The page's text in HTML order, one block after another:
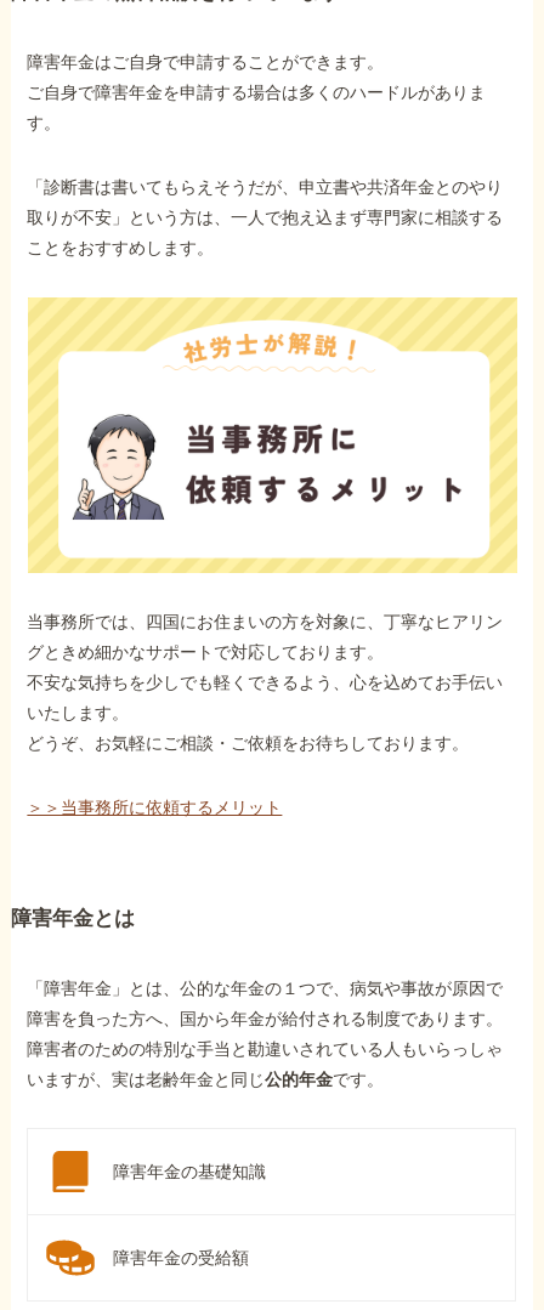
障害年金はご自身で申請することができます。
ご自身で障害年金を申請する場合は多くのハードルがありま
す。
「診断書は書いてもらえそうだが、申立書や共済年金とのやり
取りが不安」という方は、一人で抱え込まず専門家に相談する
ことをおすすめします。
当事務所では、四国にお住まいの方を対象に、丁寧なヒアリン
グときめ細かなサポートで対応しております。
不安な気持ちを少しでも軽くできるよう、心を込めてお手伝い
いたします。
どうぞ、お気軽にご相談・ご依頼をお待ちしております。
＞＞当事務所に依頼するメリット
障害年金とは
「障害年金」とは、公的な年金の１つで、病気や事故が原因で
障害を負った方へ、国から年金が給付される制度であります。
障害者のための特別な手当と勘違いされている人もいらっしゃ
いますが、実は老齢年金と同じ公的年金です。
障害年金の基礎知識
障害年金の受給額